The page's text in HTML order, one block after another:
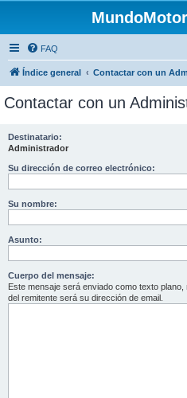
FAQ
Índice general Contactar con un
Contactar con un
Destinatario:
Administrador
Su dirección de correo electrónico:
Su nombre:
Asunto:
Cuerpo del mensaje:
Este mensaje será enviado como texto
del remitente será su dirección de email.